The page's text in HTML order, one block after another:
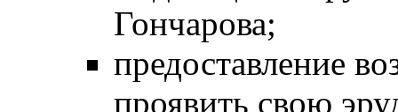
Гончарова;
предоставление
проявить свою